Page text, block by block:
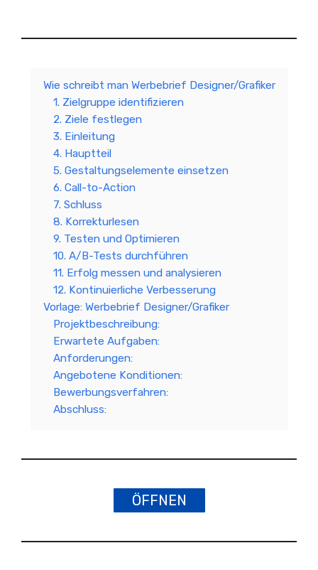
Wie schreibt man Werbebrief Designer/Grafiker
1. Zielgruppe identifizieren
2. Ziele festlegen
3. Einleitung
4. Hauptteil
5. Gestaltungselemente einsetzen
6. Call-to-Action
7. Schluss
8. Korrekturlesen
9. Testen und Optimieren
10. A/B-Tests durchführen
11. Erfolg messen und analysieren
12. Kontinuierliche Verbesserung
Vorlage: Werbebrief Designer/Grafiker
Projektbeschreibung:
Erwartete Aufgaben:
Anforderungen:
Angebotene Konditionen:
Bewerbungsverfahren:
Abschluss:
ÖFFNEN